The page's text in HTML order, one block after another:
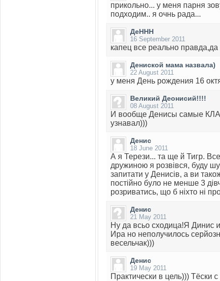
прикольно... у меня парня
подходим.. я очнь рада...
ДеННН
16 September 2011
капец все реально
Дениской мама назвала)
22 August 2011
у меня День рождения 16
Великий Деонисий!!!!
08 August 2011
И вообще Денисы самые
узнавал)))
Денис
18 June 2011
А я Терези... та ще й Тигр.
дружиною я розвівся, буду
запитати у Денисів, а ви
постійно було не менше 3
розриватись, що б ніхто ні
Денис
21 May 2011
Ну да всьо сходица!Я Динис
Ира но неполучилось
весельчак)))
Денис
19 May 2011
Практически в цель))) Тёски